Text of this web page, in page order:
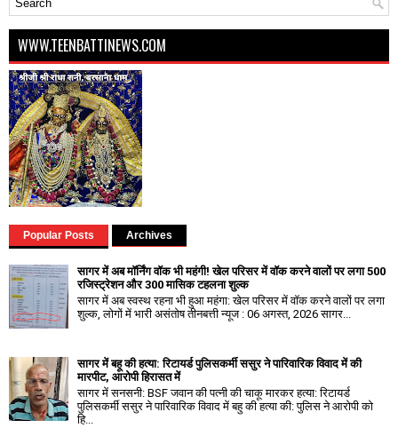
WWW.TEENBATTINEWS.COM
Popular Posts Archives
सागर में अब मॉर्निंग वॉक भी महंगी! खेल परिसर में वॉक करने वालों पर लगा ₹500
रजिस्ट्रेशन और ₹300 मासिक टहलना शुल्क
सागर में अब स्वस्थ रहना भी हुआ महंगा: खेल परिसर में वॉक करने वालों पर लगा
शुल्क, लोगों में भारी असंतोष तीनबत्ती न्यूज : 06 अगस्त, 2026 सागर...
सागर में बहू की हत्या: रिटायर्ड पुलिसकर्मी ससुर ने पारिवारिक विवाद में की
मारपीट, आरोपी हिरासत में
सागर में सनसनी: BSF जवान की पत्नी की चाकू मारकर हत्या: रिटायर्ड
पुलिसकर्मी ससुर ने पारिवारिक विवाद में बहु की हत्या की: पुलिस ने आरोपी को
हि...